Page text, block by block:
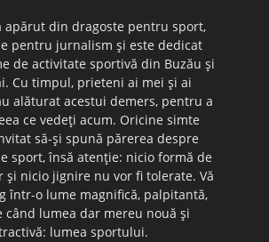
apărut din dragoste pentru sport,
pentru jurnalism şi este dedicat
de activitate sportivă din Buzău şi
Cu timpul, prieteni ai mei şi ai
alăturat acestui demers, pentru a
ce vedeţi acum. Oricine simte
să-şi spună părerea despre
sport, însă atenţie: nicio formă de
şi nicio jignire nu vor fi tolerate. Vă
într-o lume magnifică, palpitantă,
când lumea dar mereu nouă şi
lumea sportului.